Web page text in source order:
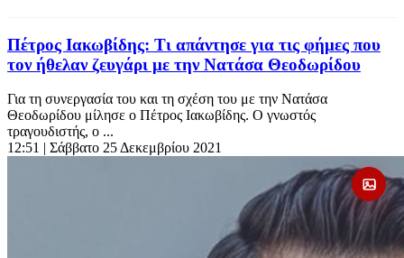
Πέτρος Ιακωβίδης: Τι απάντησε για τις φήμες που
τον ήθελαν ζευγάρι με την Νατάσα Θεοδωρίδου
Για τη συνεργασία του και τη σχέση του με την Νατάσα
Θεοδωρίδου μίλησε ο Πέτρος Ιακωβίδης. Ο γνωστός
τραγουδιστής, ο ...
12:51 | Σάββατο 25 Δεκεμβρίου 2021